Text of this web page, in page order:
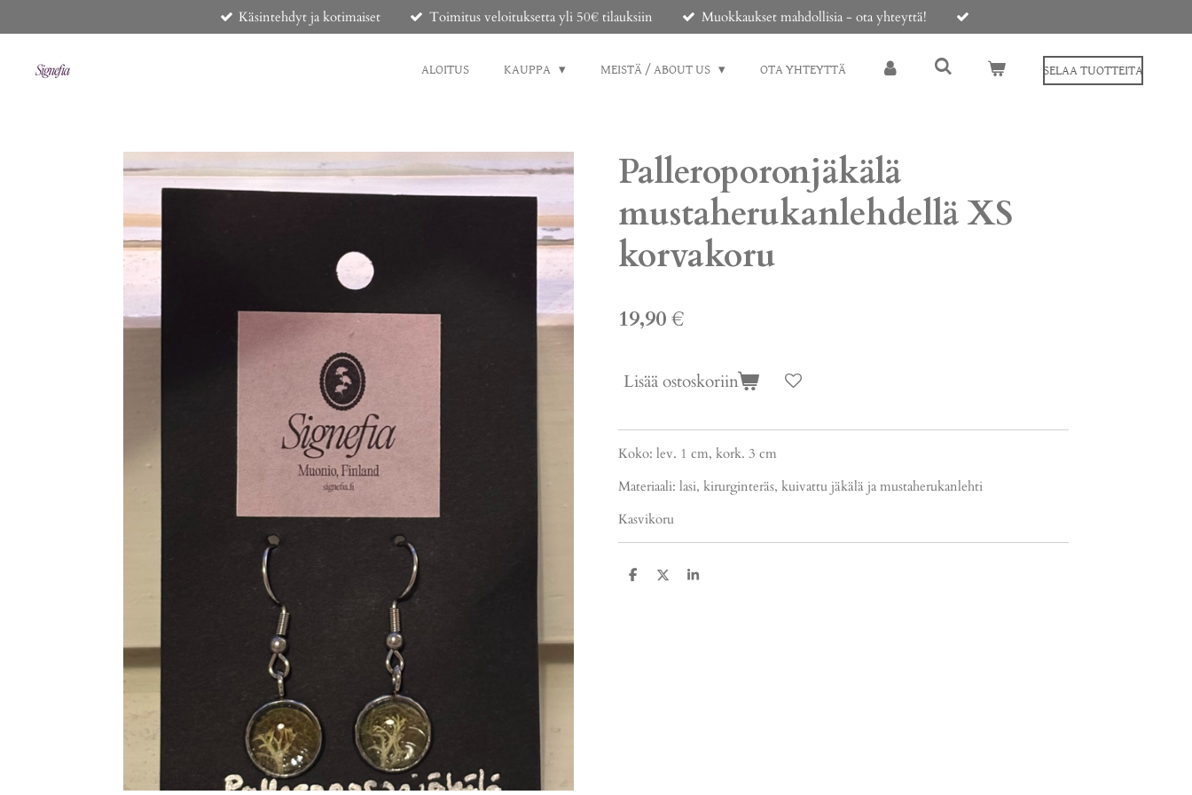
pääsisältöön
Käsintehdyt ja kotimaiset Toimitus veloituksetta yli 50€ tilauksiin Muokkaukset mahdollisia - ota yhteyttä!
ALOITUS KAUPPA MEISTÄ / ABOUT US OTA YHTEYTTÄ SELAA TUOTTEITA
Palleroporonjäkälä
mustaherukanlehdellä XS
korvakoru
19,90 €
Lisää ostoskoriin
Koko: lev. 1 cm, kork. 3 cm
Materiaali: lasi, kirurginteräs, kuivattu jäkälä ja mustaherukanlehti
Kasvikoru
J
J
J